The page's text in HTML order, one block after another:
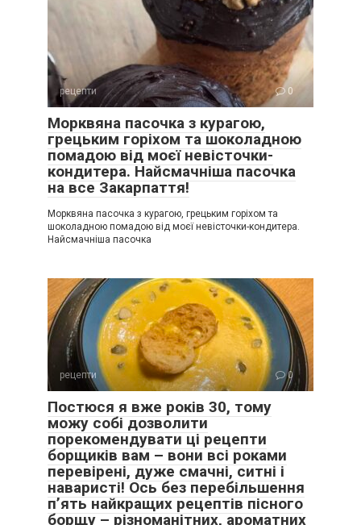
рецепти 0
Морквяна пасочка з курагою,
грецьким горіхом та шоколадною
помадою від моєї невісточки-
кондитера. Найсмачніша пасочка
на все Закарпаття!
Морквяна пасочка з курагою, грецьким горіхом та
шоколадною помадою від моєї невісточки-кондитера.
Найсмачніша пасочка
рецепти 0
Постюся я вже років 30, тому
можу собі дозволити
порекомендувати ці рецепти
борщиків вам – вони всі роками
перевірені, дуже смачні, ситні і
наваристі! Ось без перебільшення
п’ять найкращих рецептів пісного
борщу – різноманітних, ароматних